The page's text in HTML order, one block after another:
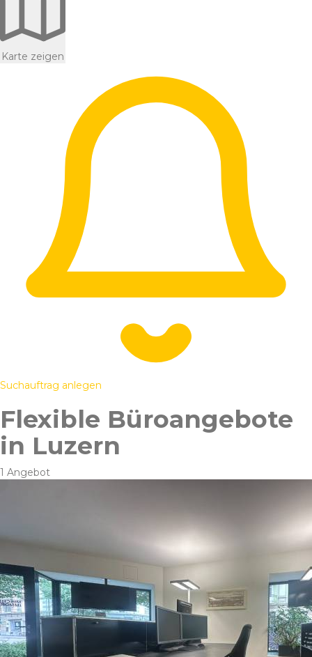
Karte zeigen
Suchauftrag anlegen
Flexible Büroangebote
in Luzern
1 Angebot